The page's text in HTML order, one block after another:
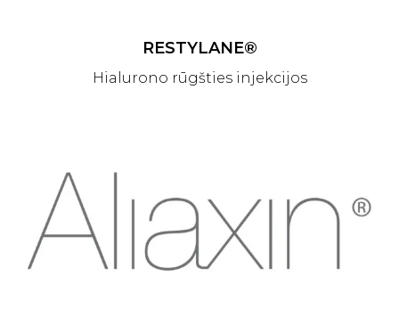
RESTYLANE®
Hialurono rūgšties injekcijos